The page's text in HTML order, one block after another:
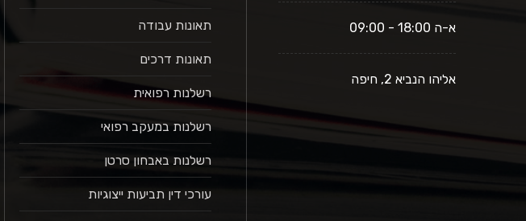
א-ה 18:00 - 09:00
אליהו הנביא 2, חיפה
תאונות עבודה
תאונות דרכים
רשלנות רפואית
רשלנות במעקב רפואי
רשלנות באבחון סרטן
עורכי דין תביעות ייצוגיות